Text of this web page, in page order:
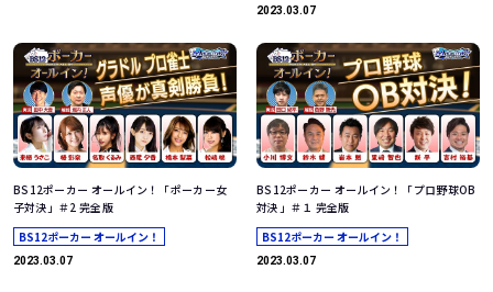
2023.03.07
BS12ポーカー オールイン！「ポーカー女
子対決」＃2 完全版
BS12ポーカー オールイン！
2023.03.07
BS12ポーカー オールイン！「プロ野球OB
対決」＃１ 完全版
BS12ポーカー オールイン！
2023.03.07